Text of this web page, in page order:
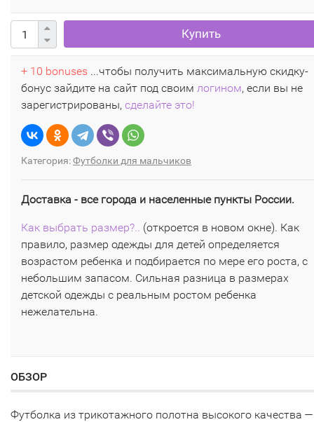
Купить
+ 10 bonuses ...чтобы получить максимальную скидку-
бонус зайдите на сайт под своим логином, если вы не
зарегистрированы, сделайте это!
Категория:Футболки для мальчиков
Доставка - все города и населенные пункты России.
Как выбрать размер?.. (откроется в новом окне). Как
правило, размер одежды для детей определяется
возрастом ребенка и подбирается по мере его роста, с
небольшим запасом. Сильная разница в размерах
детской одежды с реальным ростом ребенка
нежелательна.
ОБЗОР
Футболка из трикотажного полотна высокого качества —